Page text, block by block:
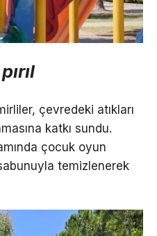
çevredeki atıkları
katkı sundu.
çocuk oyun
temizlenerek